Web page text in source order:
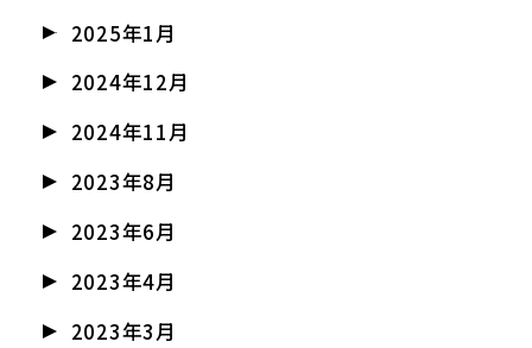
2025年1月
2024年12月
2024年11月
2023年8月
2023年6月
2023年4月
2023年3月